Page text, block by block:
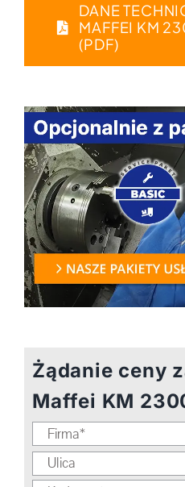
DANE
MAFFEI KM
(PDF)
Żądanie ceny
Maffei KM